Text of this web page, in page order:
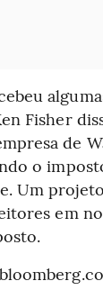
Fisher
de
o
Um
em